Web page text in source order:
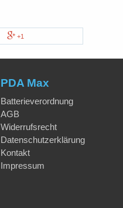
+1
PDA Max
Batterieverordnung
AGB
Widerrufsrecht
Datenschutzerklärung
Kontakt
Impressum